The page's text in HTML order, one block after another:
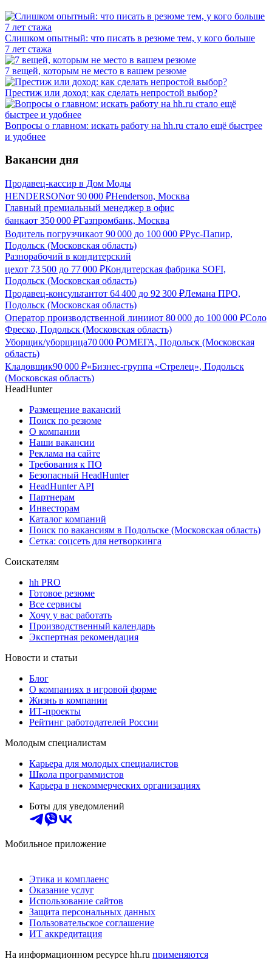
Слишком опытный: что писать в резюме тем, у кого больше
7 лет стажа
7 вещей, которым не место в вашем резюме
Престиж или доход: как сделать непростой выбор?
Вопросы о главном: искать работу на hh.ru стало ещё быстрее
и удобнее
Вакансии дня
Продавец-кассир в Дом Моды
HENDERSONот 90 000 ₽Henderson, Москва
Главный премиальный менеджер в офис
банкаот 350 000 ₽Газпромбанк, Москва
Водитель погрузчикаот 90 000 до 100 000 ₽Рус-Папир,
Подольск (Московская область)
Разнорабочий в кондитерский
цехот 73 500 до 77 000 ₽Кондитерская фабрика SOFI,
Подольск (Московская область)
Продавец-консультантот 64 400 до 92 300 ₽Лемана ПРО,
Подольск (Московская область)
Оператор производственной линииот 80 000 до 100 000 ₽Соло
Фреско, Подольск (Московская область)
Уборщик/уборщица70 000 ₽ОМЕГА, Подольск (Московская
область)
Кладовщик90 000 ₽«Бизнес-группа «Стрелец», Подольск
(Московская область)
HeadHunter
Размещение вакансий
Поиск по резюме
О компании
Наши вакансии
Реклама на сайте
Требования к ПО
Безопасный HeadHunter
HeadHunter API
Партнерам
Инвесторам
Каталог компаний
Поиск по вакансиям в Подольске (Московская область)
Сетка: соцсеть для нетворкинга
Соискателям
hh PRO
Готовое резюме
Все сервисы
Хочу у вас работать
Производственный календарь
Экспертная рекомендация
Новости и статьи
Блог
О компаниях в игровой форме
Жизнь в компании
ИТ-проекты
Рейтинг работодателей России
Молодым специалистам
Карьера для молодых специалистов
Школа программистов
Карьера в некоммерческих организациях
Боты для уведомлений
Мобильное приложение
Этика и комплаенс
Оказание услуг
Использование сайтов
Защита персональных данных
Пользовательское соглашение
ИТ аккредитация
На информационном ресурсе hh.ru применяются